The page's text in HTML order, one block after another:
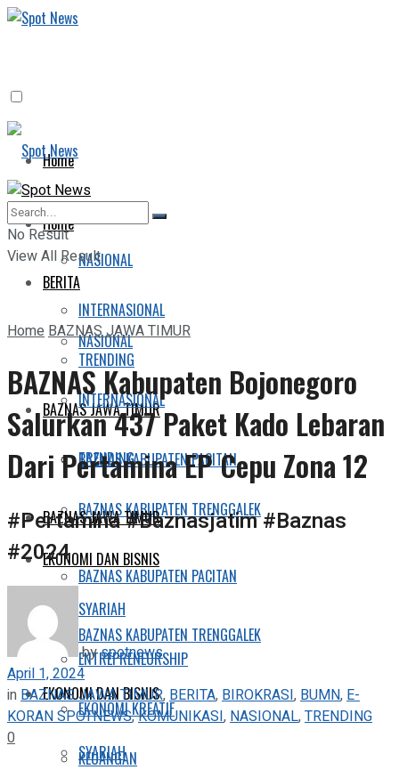
Home
BERITA
NASIONAL
INTERNASIONAL
TRENDING
BAZNAS JAWA TIMUR
BAZNAS KABUPATEN PACITAN
BAZNAS KABUPATEN TRENGGALEK
EKONOMI DAN BISNIS
SYARIAH
ENTREPRENEURSHIP
EKONOMI KREATIF
KEUANGAN
Home
BERITA
NASIONAL
INTERNASIONAL
TRENDING
BAZNAS JAWA TIMUR
BAZNAS KABUPATEN PACITAN
BAZNAS KABUPATEN TRENGGALEK
EKONOMI DAN BISNIS
SYARIAH
No Result
View All Result
HomeBAZNAS JAWA TIMUR
BAZNAS Kabupaten Bojonegoro
Salurkan 437 Paket Kado Lebaran
Dari Pertamina EP Cepu Zona 12
#Pertamina #Baznasjatim #Baznas
#2024
byspotnews
April 1, 2024
in BAZNAS JAWA TIMUR, BERITA, BIROKRASI, BUMN, E-
KORAN SPOTNEWS,KOMUNIKASI, NASIONAL,TRENDING
0